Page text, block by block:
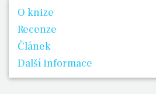
O knize
Recenze
Článek
Další informace